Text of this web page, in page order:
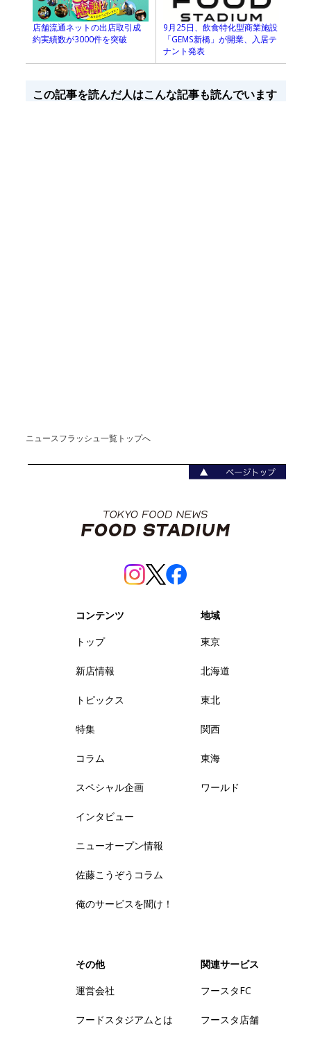
店舗流通ネットの出店取引成
約実績数が3000件を突破
9月25日、飲食特化型商業施設
「GEMS新橋」が開業、入居テ
ナント発表
この記事を読んだ人はこんな記事も読んでいます
ニュースフラッシュ一覧トップへ
コンテンツ
トップ
新店情報
トピックス
特集
コラム
スペシャル企画
インタビュー
ニューオープン情報
佐藤こうぞうコラム
俺のサービスを聞け！
地域
東京
北海道
東北
関西
東海
ワールド
その他
運営会社
フードスタジアムとは
関連サービス
フースタFC
フースタ店舗